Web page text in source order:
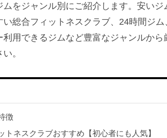
をジャンル別にご紹介します。安いジ
総合フィットネスクラブ、24時間ジ
用できるジムなど豊富なジャンルか
。
徴
トネスクラブおすすめ【初心者にも人気】